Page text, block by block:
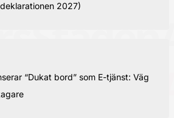
2027)
“Dukat bord” som E-tjänst: Väg